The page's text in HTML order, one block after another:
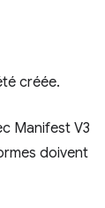
créée.
Manifest V3
doivent